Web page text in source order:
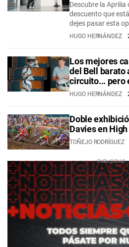
Descubre la
descuento que
dejes pasar esta
HUGO HERNÁNDEZ
Los mejores
del Bell barato
circuito... pero
HUGO HERNÁNDEZ
Doble
Davies en
TOÑEJO RODRÍGUEZ